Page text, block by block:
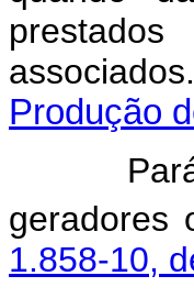
Produção
geradores
1.858-10,